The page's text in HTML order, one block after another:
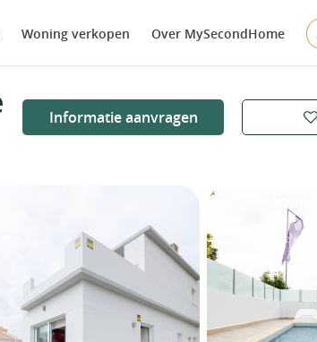
Woning verkopen Over MySecondHome
Informatie aanvragen